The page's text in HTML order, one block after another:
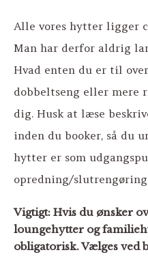
Alle vores hytter ligger
Man har derfor aldrig
Hvad enten du er til
dobbeltseng eller mere
dig. Husk at læse
inden du booker, så du
hytter er som
opredning/slutrengøring
Vigtigt: Hvis du ønsker
loungehytter og
obligatorisk. Vælges ved